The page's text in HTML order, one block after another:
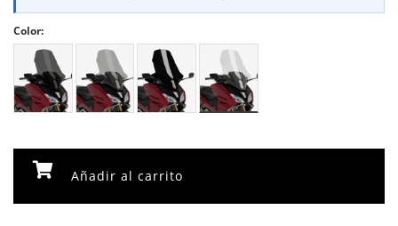
Color:
Añadir al carrito